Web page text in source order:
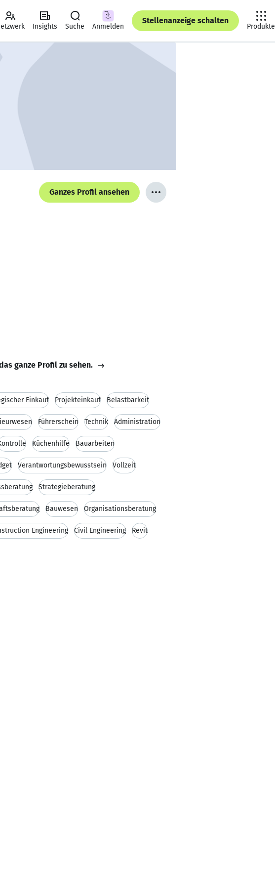
Insights Suche Anmelden
Stellenanzeige schalten
Produkte
Ganzes Profil ansehen
ganze Profil zu sehen.
Einkauf Projekteinkauf Belastbarkeit
Führerschein Technik Administration
Küchenhilfe Bauarbeiten
Verantwortungsbewusstsein Vollzeit
Strategieberatung
Bauwesen Organisationsberatung
Engineering Civil Engineering Revit